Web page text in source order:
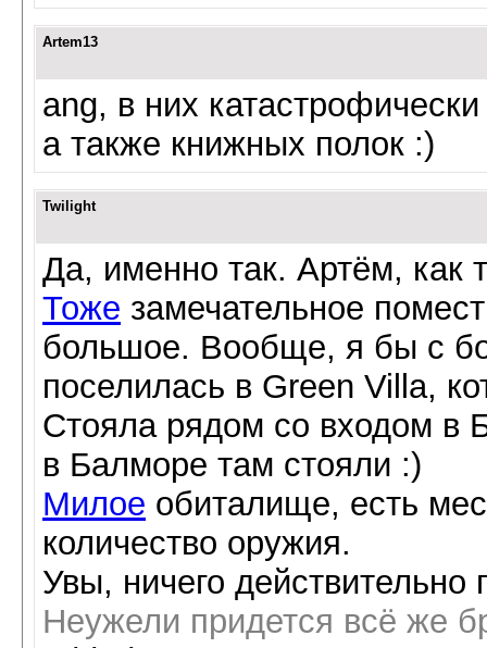
Artem13
ang, в них
а также книжных полок :)
Twilight
Да, именно так. Артём, как
Тоже замечательное
большое. Вообще, я бы с
поселилась в Green Villa,
Стояла рядом со входом в
в Балморе там стояли :)
Милое обиталище, есть
количество оружия.
Увы, ничего
Неужели придется всё же